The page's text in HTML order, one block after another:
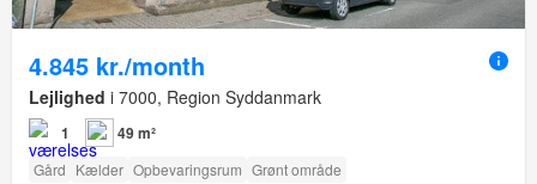
4.845 kr./month
Lejlighed i 7000, Region Syddanmark
1 49 m²
Gård Kælder Opbevaringsrum Grønt område